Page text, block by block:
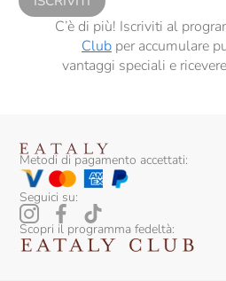
Filippo Grasso
Firriato
Foradori
Franco Terpin
Franz Haas
C’è di più! Iscriviti al
Clubper accumulare
vantaggi speciali e
Metodi di pagamento accettati:
Seguici su:
Scopri il programma fedeltà: